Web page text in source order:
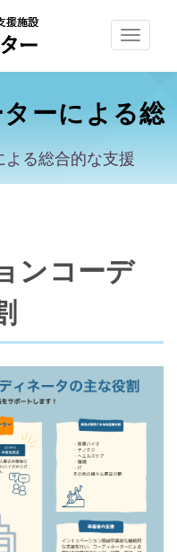
ーによる総
る総合的な支援
ンコーデ